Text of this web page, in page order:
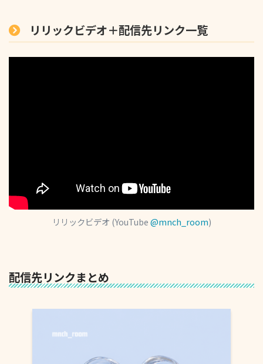
リリックビデオ＋配信先リンク一覧
リリックビデオ (YouTube@mnch_room)
配信先リンクまとめ